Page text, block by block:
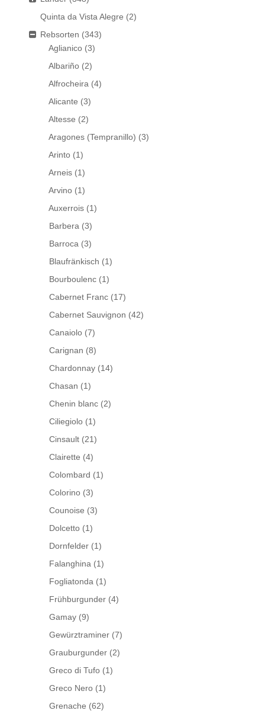
Quinta da Vista Alegre (2)
Rebsorten (343)
Aglianico (3)
Albariño (2)
Alfrocheira (4)
Alicante (3)
Altesse (2)
Aragones (Tempranillo) (3)
Arinto (1)
Arneis (1)
Arvino (1)
Auxerrois (1)
Barbera (3)
Barroca (3)
Blaufränkisch (1)
Bourboulenc (1)
Cabernet Franc (17)
Cabernet Sauvignon (42)
Canaiolo (7)
Carignan (8)
Chardonnay (14)
Chasan (1)
Chenin blanc (2)
Ciliegiolo (1)
Cinsault (21)
Clairette (4)
Colombard (1)
Colorino (3)
Counoise (3)
Dolcetto (1)
Dornfelder (1)
Falanghina (1)
Fogliatonda (1)
Frühburgunder (4)
Gamay (9)
Gewürztraminer (7)
Grauburgunder (2)
Greco di Tufo (1)
Greco Nero (1)
Grenache (62)